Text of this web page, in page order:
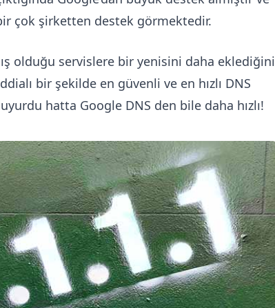
çok şirketten destek görmektedir.
olduğu servislere bir yenisini daha eklediğini
bir şekilde en güvenli ve en hızlı DNS
hatta Google DNS den bile daha hızlı!